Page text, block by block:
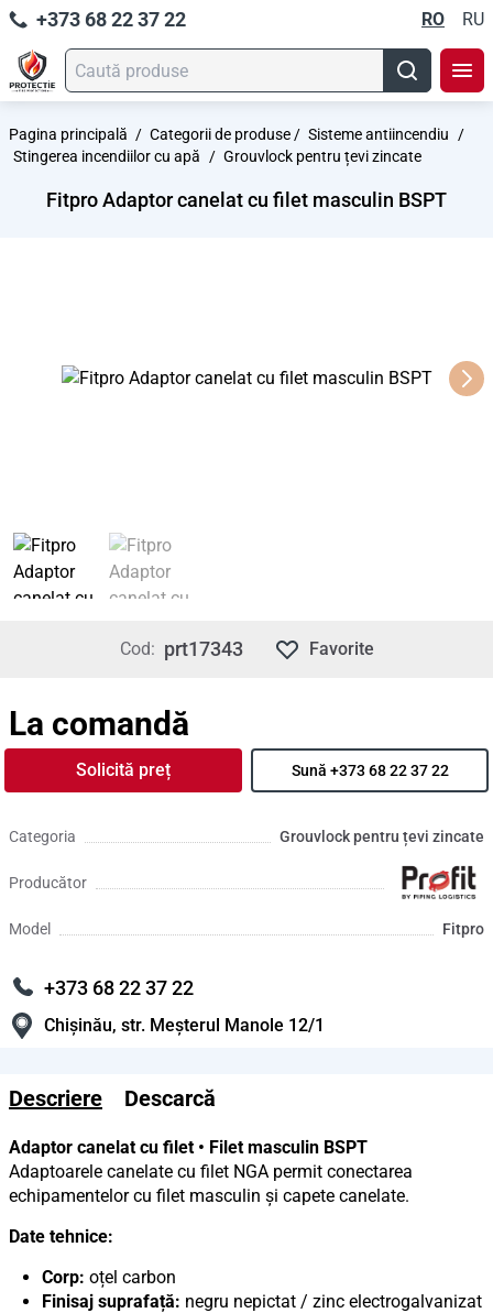
+373 68 22 37 22 RO RU
Pagina principală / Categorii de produse / Sisteme antiincendiu
/
Stingerea incendiilor cu apă
/ Grouvlock pentru țevi zincate
Fitpro Adaptor canelat cu filet masculin BSPT
Cod: prt17343 Favorite
La comandă
Solicită preț Sună +373 68 22 37 22
Categoria Grouvlock pentru țevi zincate
Producător
Model Fitpro
+373 68 22 37 22
Chișinău, str. Meșterul Manole 12/1
Descriere Descarcă
Adaptor canelat cu filet • Filet masculin BSPT
Adaptoarele canelate cu filet NGA permit conectarea
echipamentelor cu filet masculin și capete canelate.
Date tehnice:
Corp: oțel carbon
Finisaj suprafață: negru nepictat / zinc electrogalvanizat